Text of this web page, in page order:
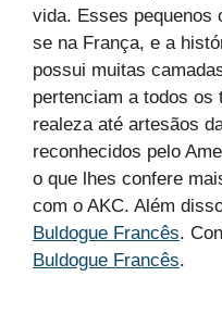
vida. Esses pequenos
se na França, e a
possui muitas
pertenciam a todos os
realeza até artesãos
reconhecidos pelo
o que lhes confere
com o AKC. Além
Buldogue Francês.
Buldogue Francês.